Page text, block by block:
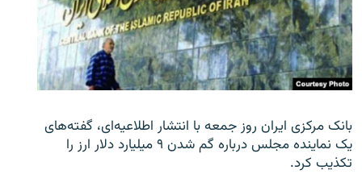
بانک مرکزی ایران روز جمعه با انتشار اطلاعیه‌ای، گفته‌های
یک نماینده مجلس درباره گم شدن ۹ میلیارد دلار ارز را
تکذیب کرد.